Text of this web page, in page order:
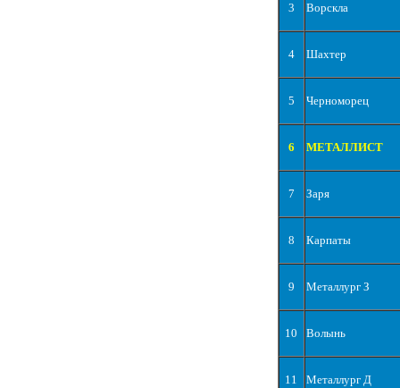
3 Ворскла
4 Шахтер
5 Черноморец
6 МЕТАЛЛИСТ
7 Заря
8 Карпаты
9 Металлург З
10 Волынь
11 Металлург Д